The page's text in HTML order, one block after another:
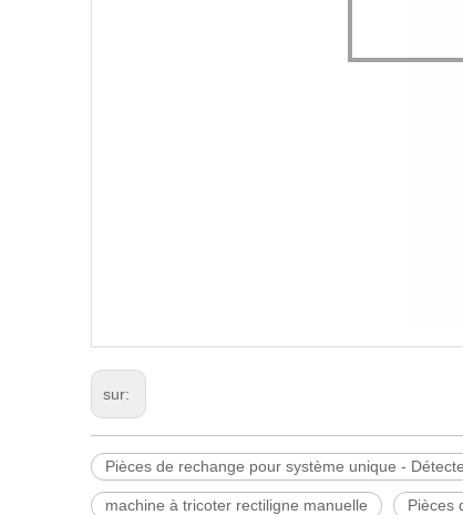
sur:
Pièces de rechange pour système unique -
machine à tricoter rectiligne manuelle Pièces